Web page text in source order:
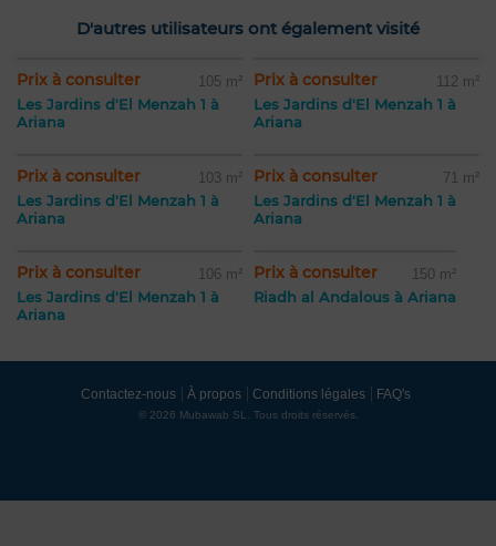
D'autres utilisateurs ont également visité
Prix à consulter 105 m²
Les Jardins d'El Menzah 1 à
Ariana
Prix à consulter 112 m²
Les Jardins d'El Menzah 1 à
Ariana
Prix à consulter 103 m²
Les Jardins d'El Menzah 1 à
Ariana
Prix à consulter 71 m²
Les Jardins d'El Menzah 1 à
Ariana
Prix à consulter 106 m²
Les Jardins d'El Menzah 1 à
Ariana
Prix à consulter 150 m²
Riadh al Andalous à Ariana
Contactez-nous À propos Conditions légales FAQ's
© 2026 Mubawab SL. Tous droits réservés.